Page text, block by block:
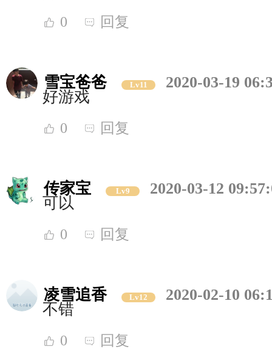
0 回复
雪宝爸爸 Lv11
2020-03-19
好游戏
0 回复
传家宝 Lv9
2020-03-12
可以
0 回复
凌雪追香 Lv12
2020-02-10
不错
0 回复